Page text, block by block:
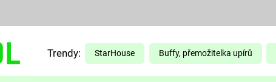
PREDÁTOR
DELIVERANCE
Trendy: StarHouse Buffy, přemožitelka upírů